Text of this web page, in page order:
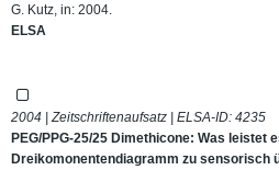
G. Kutz, in: 2004.
ELSA
2004 | Zeitschriftenaufsatz | ELSA-ID: 4235
PEG/PPG-25/25 Dimethicone: Was leistet
Dreikomonentendiagramm zu sensorisch